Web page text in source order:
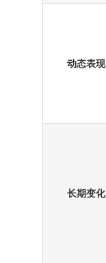
动态表现
长期变化